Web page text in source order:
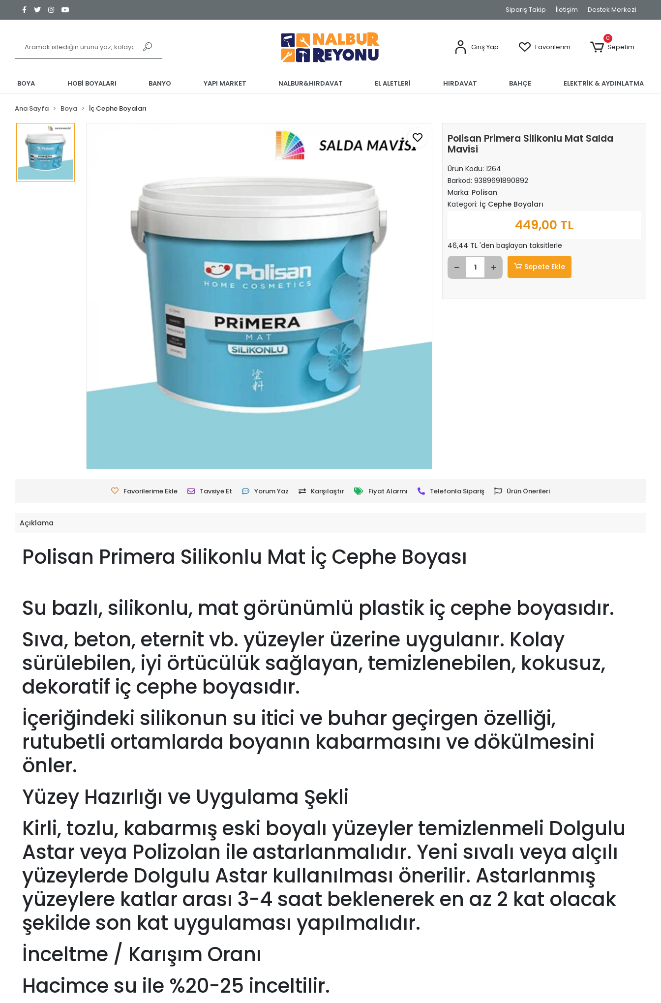
Sipariş Takip İletişim Destek Merkezi
Giriş Yap Favorilerim
0
Sepetim
BOYA HOBİ BOYALARI BANYO YAPI MARKET NALBUR&HIRDAVAT EL ALETLERİ HIRDAVAT BAHÇE ELEKTRİK & AYDINLATMA
Ana Sayfa Boya İç Cephe Boyaları
Polisan Primera Silikonlu Mat Salda
Mavisi
Ürün Kodu:1264
Barkod:9389691890892
Marka: Polisan
Kategori: İç Cephe Boyaları
449,00 TL
46,44 TL 'den başlayan taksitlerle
Sepete Ekle
Favorilerime Ekle Tavsiye Et Yorum Yaz Karşılaştır Fiyat Alarmı Telefonla Sipariş Ürün Önerileri
Açıklama
Polisan Primera Silikonlu Mat İç Cephe Boyası
Su bazlı, silikonlu, mat görünümlü plastik iç cephe boyasıdır.
Sıva, beton, eternit vb. yüzeyler üzerine uygulanır. Kolay
sürülebilen, iyi örtücülük sağlayan, temizlenebilen, kokusuz,
dekoratif iç cephe boyasıdır.
İçeriğindeki silikonun su itici ve buhar geçirgen özelliği,
rutubetli ortamlarda boyanın kabarmasını ve dökülmesini
önler.
Yüzey Hazırlığı ve Uygulama Şekli
Kirli, tozlu, kabarmış eski boyalı yüzeyler temizlenmeli Dolgulu
Astar veya Polizolan ile astarlanmalıdır. Yeni sıvalı veya alçılı
yüzeylerde Dolgulu Astar kullanılması önerilir. Astarlanmış
yüzeylere katlar arası 3-4 saat beklenerek en az 2 kat olacak
şekilde son kat uygulaması yapılmalıdır.
İnceltme / Karışım Oranı
Hacimce su ile %20-25 inceltilir.